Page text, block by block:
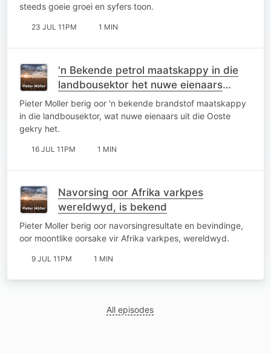
steeds goeie groei en syfers toon.
23 JUL 11PM 1 MIN
'n Bekende petrol maatskappy in die
landbousektor het nuwe eienaars
gekry
Pieter Moller berig oor 'n bekende brandstof maatskappy
in die landbousektor, wat nuwe eienaars uit die Ooste
gekry het.
16 JUL 11PM 1 MIN
Navorsing oor Afrika varkpes
wereldwyd, is bekend
Pieter Moller berig oor navorsingresultate en bevindinge,
oor moontlike oorsake vir Afrika varkpes, wereldwyd.
9 JUL 11PM 1 MIN
All episodes